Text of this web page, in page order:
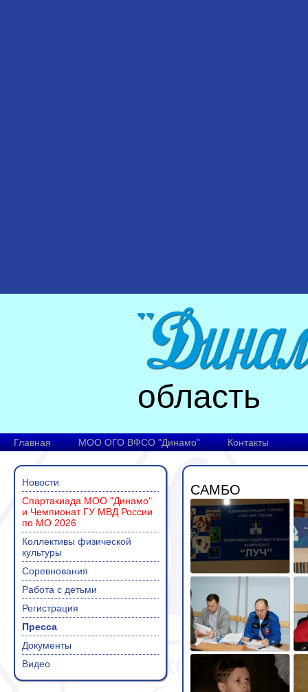
область
Главная МОО ОГО ВФСО "Динамо" Контакты
Новости
Спартакиада МОО "Динамо"
и Чемпионат ГУ МВД России
по МО 2026
Коллективы физической
культуры
Соревнования
Работа с детьми
Регистрация
Пресса
Документы
Видео
САМБО